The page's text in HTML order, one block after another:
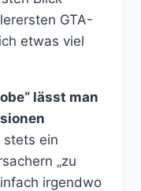
GTA-
etwas viel
lässt man
stets ein
„zu
irgendwo